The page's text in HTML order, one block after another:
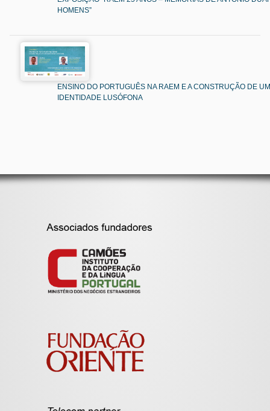
HOMENS”
ENSINO DO PORTUGUÊS NA RAEM E A CONSTRUÇÃO DE
IDENTIDADE LUSÓFONA